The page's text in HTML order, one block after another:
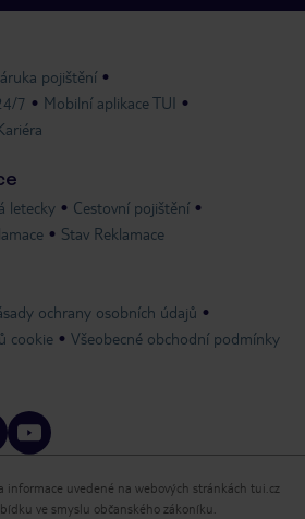
pojištění
7
Mobilní aplikace TUI
letecky
Cestovní pojištění
Stav Reklamace
ochrany osobních údajů
cookie
Všeobecné obchodní podmínky
informace uvedené na webových stránkách tui.cz
ve smyslu občanského zákoníku.